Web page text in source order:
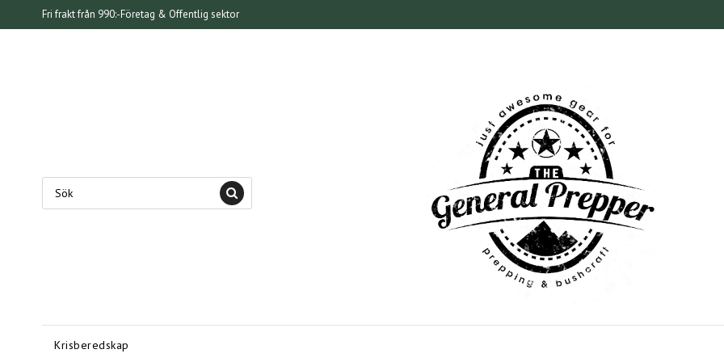
Fri frakt från 990:-Företag & Offentlig sektor
Krisberedskap